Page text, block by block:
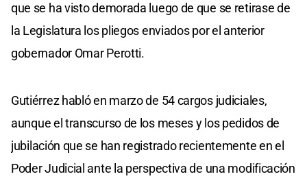
que se ha visto demorada luego de que se retirase de
la Legislatura los pliegos enviados por el anterior
gobernador Omar Perotti.
Gutiérrez habló en marzo de 54 cargos judiciales,
aunque el transcurso de los meses y los pedidos de
jubilación que se han registrado recientemente en el
Poder Judicial ante la perspectiva de una modificación